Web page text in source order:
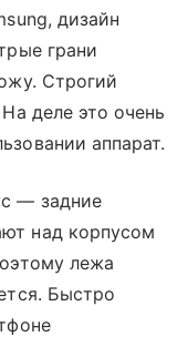
дизайн
грани
Строгий
деле это очень
аппарат.
— задние
над корпусом
лежа
Быстро